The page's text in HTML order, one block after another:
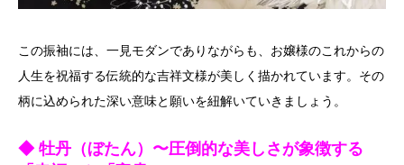
この振袖には、一見モダンでありながらも、お嬢様のこれからの
人生を祝福する伝統的な吉祥文様が美しく描かれています。その
柄に込められた深い意味と願いを紐解いていきましょう。
◆ 牡丹（ぼたん）〜圧倒的な美しさが象徴する